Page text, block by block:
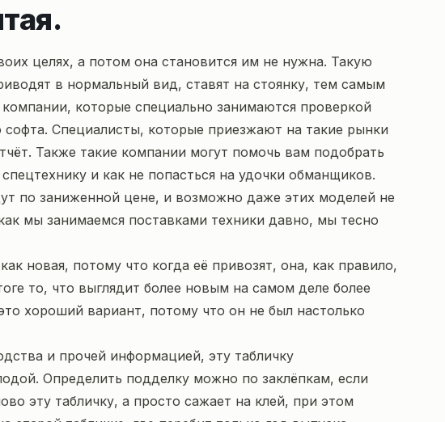
целях, а потом она становится им не нужна. Такую
в нормальный вид, ставят на стоянку, тем самым
которые специально занимаются проверкой
Специалисты, которые приезжают на такие рынки
Также такие компании могут помочь вам подобрать
и как не попасться на удочки обманщиков.
по заниженной цене, и возможно даже этих моделей не
мы занимаемся поставками техники давно, мы тесно
новая, потому что когда её привозят, она, как правило,
то, что выглядит более новым на самом деле более
хороший вариант, потому что он не был настолько
и прочей информацией, эту табличку
Определить подделку можно по заклёпкам, если
эту табличку, а просто сажает на клей, при этом